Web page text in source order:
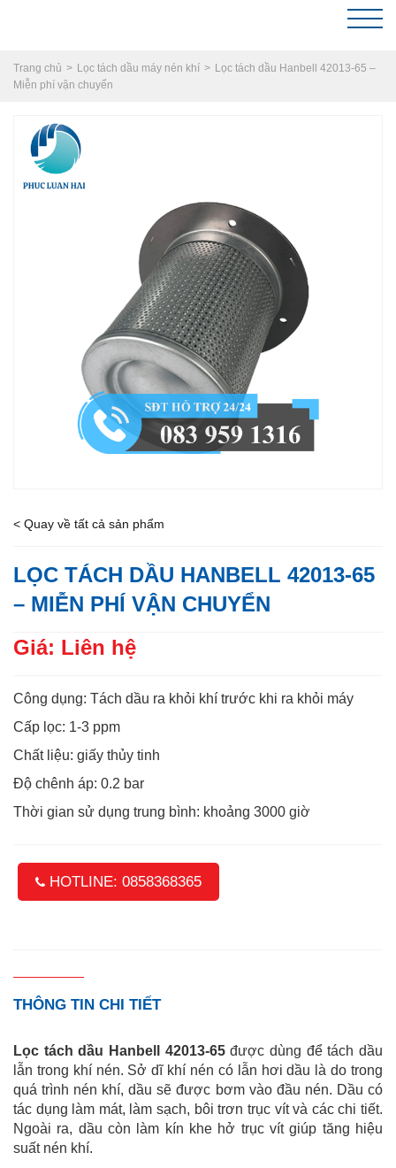
Trang chủ Lọc tách dầu máy nén khí
Lọc tách dầu Hanbell 42013-65 –
Miễn phí vận chuyển
< Quay về tất cả sản phẩm
LỌC TÁCH DẦU HANBELL 42013-65
– MIỄN PHÍ VẬN CHUYỂN
Giá: Liên hệ
Công dụng: Tách dầu ra khỏi khí trước khi ra khỏi máy
Cấp lọc: 1-3 ppm
Chất liệu: giấy thủy tinh
Độ chênh áp: 0.2 bar
Thời gian sử dụng trung bình: khoảng 3000 giờ
HOTLINE: 0858368365
THÔNG TIN CHI TIẾT
Lọc tách dầu Hanbell 42013-65được dùng để tách dầu
lẫn trong khí nén. Sở dĩ khí nén có lẫn hơi dầu là do trong
quá trình nén khí, dầu sẽ được bơm vào đầu nén. Dầu có
tác dụng làm mát, làm sạch, bôi trơn trục vít và các chi tiết.
Ngoài ra, dầu còn làm kín khe hở trục vít giúp tăng hiệu
suất nén khí.